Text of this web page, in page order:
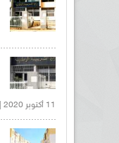
11 أكتوبر 2020 |